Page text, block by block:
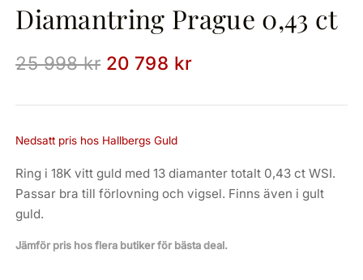
Diamantring Prague 0,43 ct
25 998 kr 20 798 kr
Nedsatt pris hos Hallbergs Guld
Ring i 18K vitt guld med 13 diamanter totalt 0,43 ct WSI.
Passar bra till förlovning och vigsel. Finns även i gult
guld.
Jämför pris hos flera butiker för bästa deal.